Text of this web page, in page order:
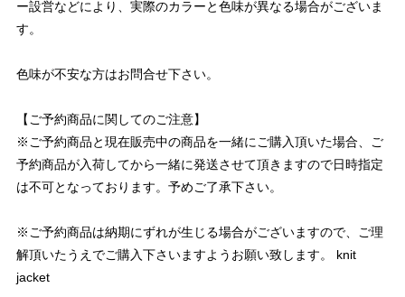
ー設営などにより、実際のカラーと色味が異なる場合がございま
す。
色味が不安な方はお問合せ下さい。
【ご予約商品に関してのご注意】
※ご予約商品と現在販売中の商品を一緒にご購入頂いた場合、ご
予約商品が入荷してから一緒に発送させて頂きますので日時指定
は不可となっております。予めご了承下さい。
※ご予約商品は納期にずれが生じる場合がございますので、ご理
解頂いたうえでご購入下さいますようお願い致します。 knit
jacket